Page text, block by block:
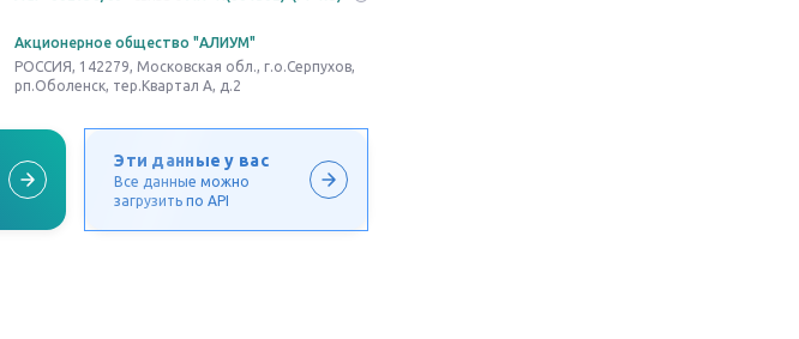
Акционерное общество "АЛИУМ"
РОССИЯ, 142279, Московская обл., г.о.Серпухов,
рп.Оболенск, тер.Квартал А, д.2
Эти данные у вас
Все данные можно
загрузить по API